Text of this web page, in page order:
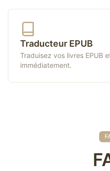
Traducteur EPUB
Traduisez vos livres EPUB
immédiatement.